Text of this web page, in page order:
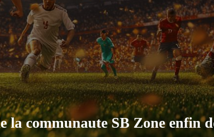
dessus du Mont-Blanc :